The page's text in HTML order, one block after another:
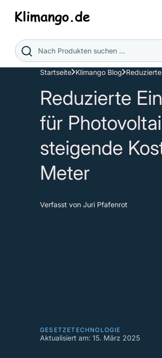
zum
Inhalt
Nach Produkten suchen ...
Startseite Klimango Blog
Reduzierte
für
steigende
Meter
Verfasst von Juri Pfafenrot
GESETZETECHNOLOGIE
Aktualisiert am: 15. März 2025